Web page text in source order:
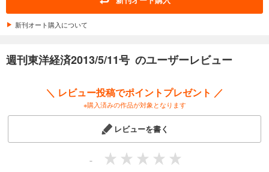
880円 (税込)
あらすじを表示する
880 円 (税込)
あらすじを表示する
週刊東洋経済 2026/3/28号
新刊オート購入について
週刊東洋経済2013/5/11号 のユーザーレビュー
＼ レビュー投稿でポイントプレゼント ／
※購入済みの作品が対象となります
レビューを書く
-